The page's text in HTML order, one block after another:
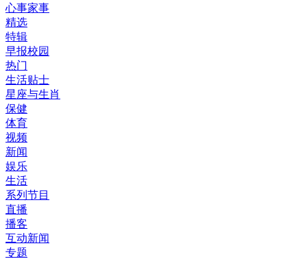
心事家事
精选
特辑
早报校园
热门
生活贴士
星座与生肖
保健
体育
视频
新闻
娱乐
生活
系列节目
直播
播客
互动新闻
专题